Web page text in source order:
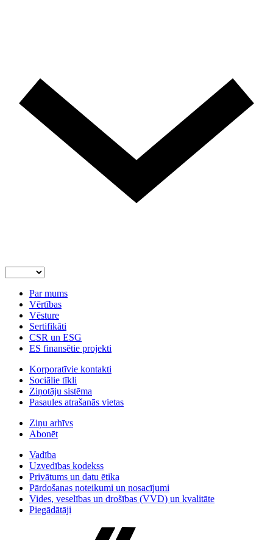
Par mums
Vērtības
Vēsture
Sertifikāti
CSR un ESG
ES finansētie projekti
Korporatīvie kontakti
Sociālie tīkli
Ziņotāju sistēma
Pasaules atrašanās vietas
Ziņu arhīvs
Abonēt
Vadība
Uzvedības kodekss
Privātums un datu ētika
Pārdošanas noteikumi un nosacījumi
Vides, veselības un drošības (VVD) un kvalitāte
Piegādātāji